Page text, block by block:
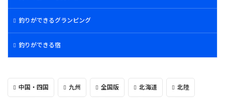
釣りができるグランピング
釣りができる宿
中国・四国 九州 全国版 北海道 北陸